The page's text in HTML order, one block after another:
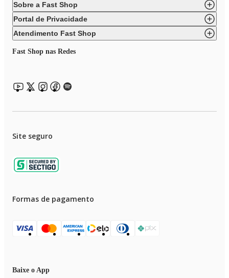
Sobre a Fast Shop
Portal de Privacidade
Atendimento Fast Shop
Fast Shop nas Redes
Site seguro
Formas de pagamento
Baixe o App